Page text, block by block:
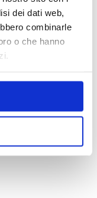
dei dati web,
combinarle
o che hanno